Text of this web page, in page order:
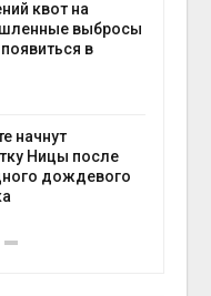
квот на
выбросы
в
начнут
Ницы после
дождевого